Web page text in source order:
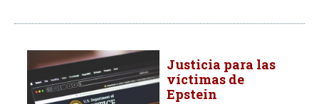
Justicia para las
víctimas de
Epstein